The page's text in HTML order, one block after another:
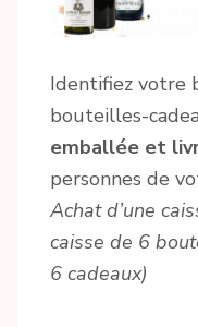
Identifiez votre
bouteilles-
emballée et
personnes de
Achat d’une
caisse de 6
6 cadeaux)